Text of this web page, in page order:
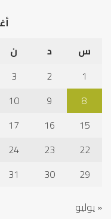
س
د ن
1
2
3
8
9
10
15
16
17
22
23
24
29
30
31
« يوليو